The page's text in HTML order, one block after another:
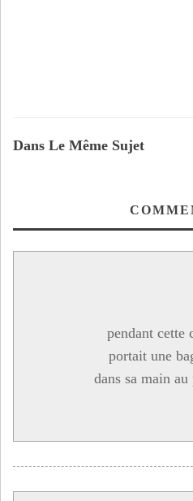
Dans Le Même Sujet
pendant cette
portait une
dans sa main